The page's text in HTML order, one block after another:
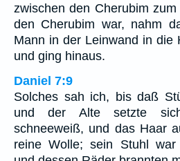
zwischen den Cherubim
den Cherubim war, nahm
Mann in der Leinwand in die
und ging hinaus.
Daniel 7:9
Solches sah ich, bis daß
und der Alte setzte
schneeweiß, und das Haar
reine Wolle; sein Stuhl war